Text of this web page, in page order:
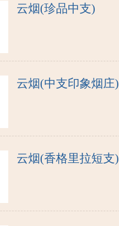
云烟(珍品中支)
云烟(中支印象烟庄)
云烟(香格里拉短支)